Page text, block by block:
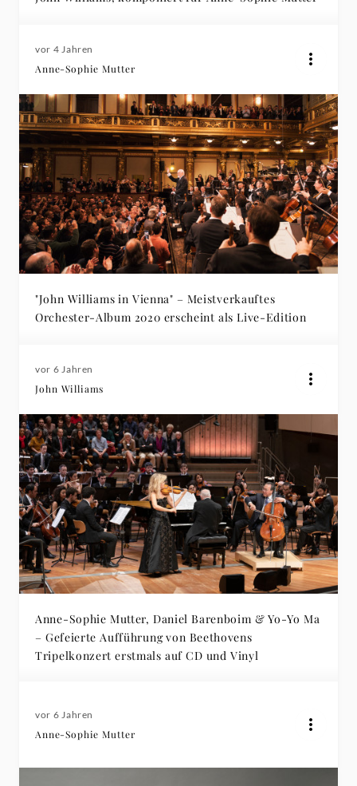
vor 4 Jahren
Anne-Sophie Mutter
"John Williams in Vienna" – Meistverkauftes
Orchester-Album 2020 erscheint als Live-Edition
vor 6 Jahren
John Williams
Anne-Sophie Mutter, Daniel Barenboim & Yo-Yo Ma
– Gefeierte Aufführung von Beethovens
Tripelkonzert erstmals auf CD und Vinyl
vor 6 Jahren
Anne-Sophie Mutter